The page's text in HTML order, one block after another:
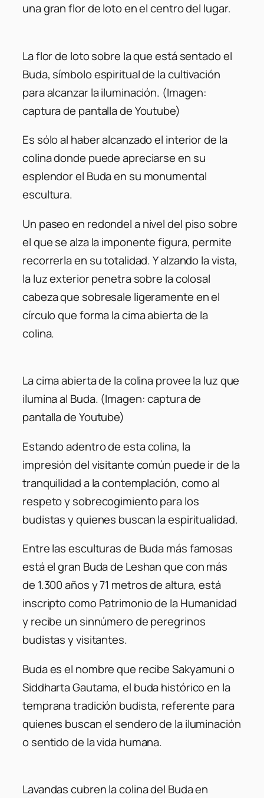
una gran flor de loto en el centro del lugar.
La flor de loto sobre la que está sentado el
Buda, símbolo espiritual de la cultivación
para alcanzar la iluminación. (Imagen:
captura de pantalla de Youtube)
Es sólo al haber alcanzado el interior de la
colina donde puede apreciarse en su
esplendor el Buda en su monumental
escultura.
Un paseo en redondel a nivel del piso sobre
el que se alza la imponente figura, permite
recorrerla en su totalidad. Y alzando la vista,
la luz exterior penetra sobre la colosal
cabeza que sobresale ligeramente en el
círculo que forma la cima abierta de la
colina.
La cima abierta de la colina provee la luz que
ilumina al Buda. (Imagen: captura de
pantalla de Youtube)
Estando adentro de esta colina, la
impresión del visitante común puede ir de la
tranquilidad a la contemplación, como al
respeto y sobrecogimiento para los
budistas y quienes buscan la espiritualidad.
Entre las esculturas de Buda más famosas
está el gran Buda de Leshan que con más
de 1.300 años y 71 metros de altura, está
inscripto como Patrimonio de la Humanidad
y recibe un sinnúmero de peregrinos
budistas y visitantes.
Buda es el nombre que recibe Sakyamuni o
Siddharta Gautama, el buda histórico en la
temprana tradición budista, referente para
quienes buscan el sendero de la iluminación
o sentido de la vida humana.
Lavandas cubren la colina del Buda en